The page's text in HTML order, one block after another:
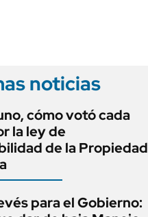
noticias
cómo votó cada
la ley de
de la Propiedad
para el Gobierno: